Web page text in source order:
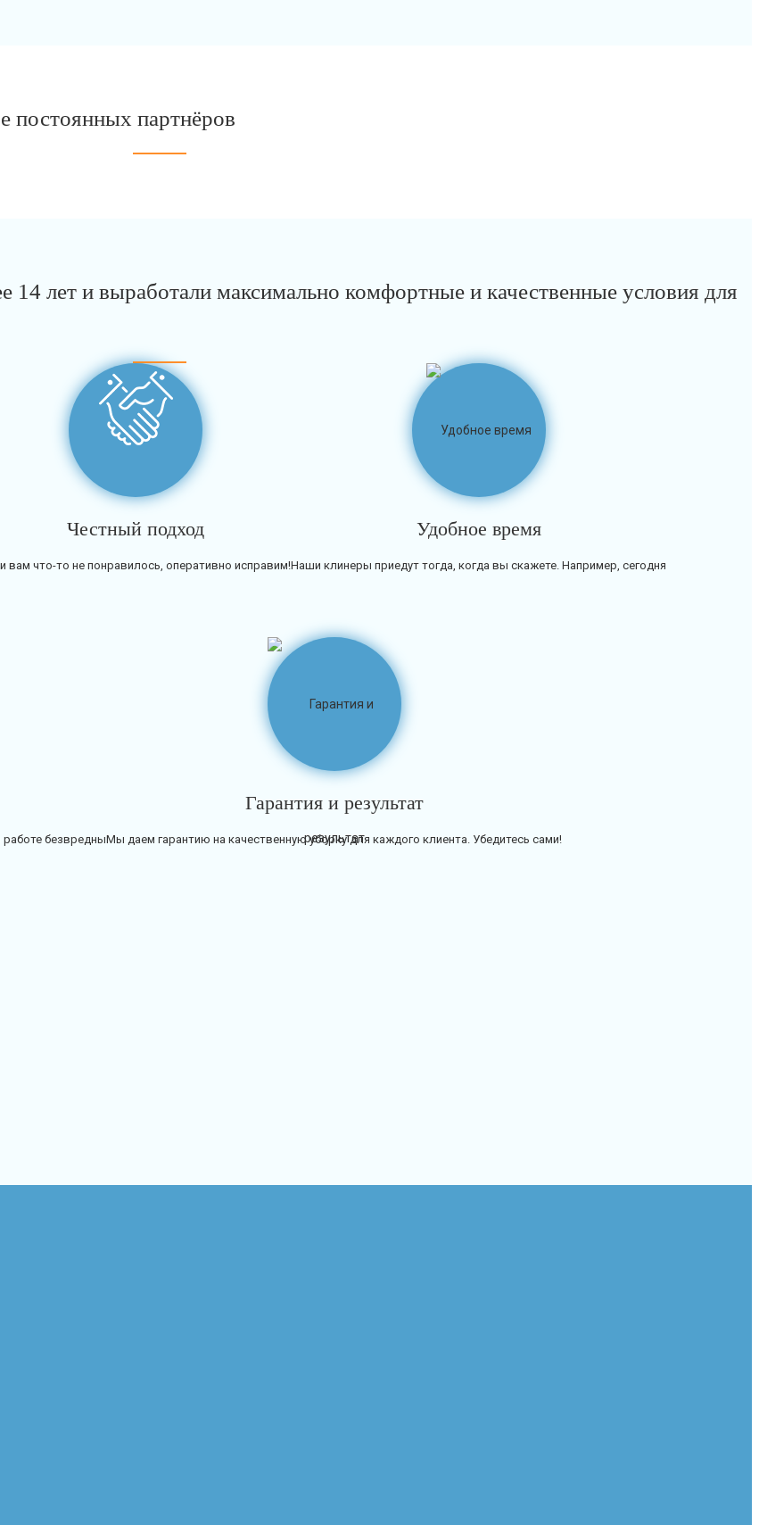
постоянных партнёров
лет и выработали максимально комфортные и качественные условия для
Честный подход
вам что-то не понравилось, оперативно исправим!
Удобное время
Наши клинеры приедут тогда, когда вы скажете. Например, сегодня
безвредны
Гарантия и результат
Мы даем гарантию на качественную уборку для каждого клиента. Убедитесь сами!